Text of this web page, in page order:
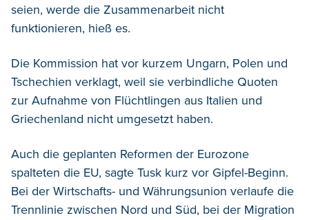
seien, werde die Zusammenarbeit nicht
funktionieren, hieß es.
Die Kommission hat vor kurzem Ungarn, Polen und
Tschechien verklagt, weil sie verbindliche Quoten
zur Aufnahme von Flüchtlingen aus Italien und
Griechenland nicht umgesetzt haben.
Auch die geplanten Reformen der Eurozone
spalteten die EU, sagte Tusk kurz vor Gipfel-Beginn.
Bei der Wirtschafts- und Währungsunion verlaufe die
Trennlinie zwischen Nord und Süd, bei der Migration